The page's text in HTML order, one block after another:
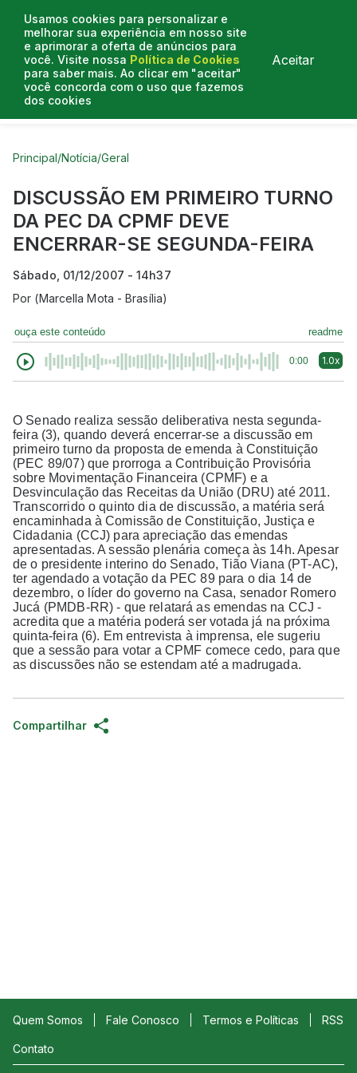
Usamos cookies para personalizar e
melhorar sua experiência em nosso site
e aprimorar a oferta de anúncios para
você. Visite nossa Política de Cookies
para saber mais. Ao clicar em "aceitar"
você concorda com o uso que fazemos
dos cookies
Aceitar
Curtas do Poder
Principal/Notícia/Geral
DISCUSSÃO EM PRIMEIRO TURNO
DA PEC DA CPMF DEVE
ENCERRAR-SE SEGUNDA-FEIRA
Sábado, 01/12/2007 - 14h37
Por (Marcella Mota - Brasília)
ouça este conteúdo readme
0:00 1.0x
O Senado realiza sessão deliberativa nesta segunda-
feira (3), quando deverá encerrar-se a discussão em
primeiro turno da proposta de emenda à Constituição
(PEC 89/07) que prorroga a Contribuição Provisória
sobre Movimentação Financeira (CPMF) e a
Desvinculação das Receitas da União (DRU) até 2011.
Transcorrido o quinto dia de discussão, a matéria será
encaminhada à Comissão de Constituição, Justiça e
Cidadania (CCJ) para apreciação das emendas
apresentadas. A sessão plenária começa às 14h. Apesar
de o presidente interino do Senado, Tião Viana (PT-AC),
ter agendado a votação da PEC 89 para o dia 14 de
dezembro, o líder do governo na Casa, senador Romero
Jucá (PMDB-RR) - que relatará as emendas na CCJ -
acredita que a matéria poderá ser votada já na próxima
quinta-feira (6). Em entrevista à imprensa, ele sugeriu
que a sessão para votar a CPMF comece cedo, para que
as discussões não se estendam até a madrugada.
Compartilhar
Quem Somos Fale Conosco Termos e Políticas RSS
Contato